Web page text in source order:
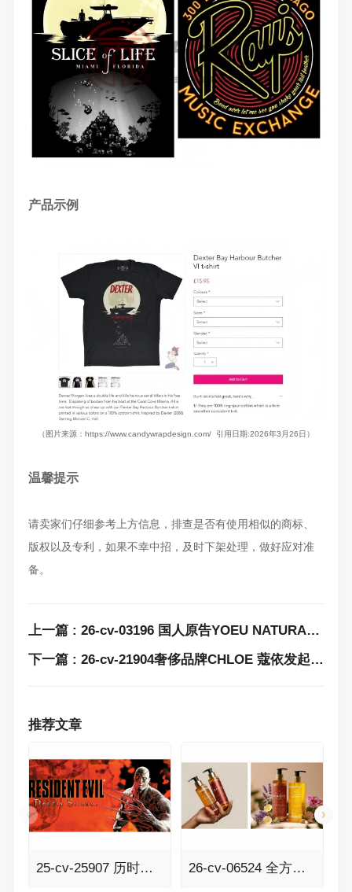
产品示例
（图片来源：https://www.candywrapdesign.com/ 引用日期:2026年3月26日）
温馨提示
请卖家们仔细参考上方信息，排查是否有使用相似的商标、
版权以及专利，如果不幸中招，及时下架处理，做好应对准
备。
上一篇 : 26-cv-03196 国人原告YOEU NATURAL护肤膏商标发案维权，速排查下架相关产品！
下一篇 : 26-cv-21904奢侈品牌CHLOE 蔻依发起多个商标维权！跨境卖家必看！
推荐文章
25-cv-25907 历时七个多月的RESIDENT EVIL生化危机案件TRO传票已发，341家店铺面临冻结风险！ 26-cv-06524 全方位维权！BSF律所代理Besque美体油发案，速排查！